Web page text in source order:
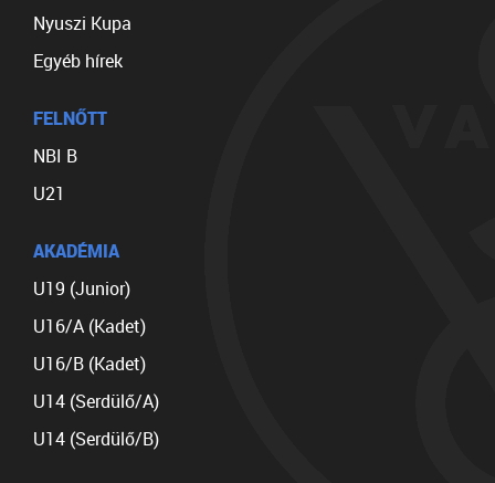
Nyuszi Kupa
Egyéb hírek
FELNŐTT
NBI B
U21
AKADÉMIA
U19 (Junior)
U16/A (Kadet)
U16/B (Kadet)
U14 (Serdülő/A)
U14 (Serdülő/B)